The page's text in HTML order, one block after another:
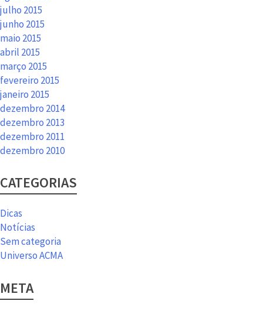
julho 2015
junho 2015
maio 2015
abril 2015
março 2015
fevereiro 2015
janeiro 2015
dezembro 2014
dezembro 2013
dezembro 2011
dezembro 2010
CATEGORIAS
Dicas
Notícias
Sem categoria
Universo ACMA
META